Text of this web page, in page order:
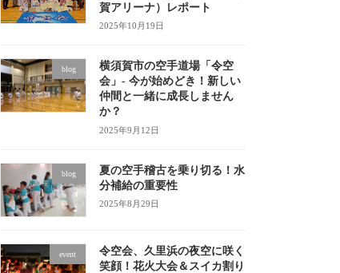
賀アリーナ）レポート
2025年10月19日
blog
横須賀市の空手道場「令空
会」- 今が始めどき！新しい
仲間と一緒に成長しません
か？
2025年9月12日
blog
夏の空手稽古を乗り切る！水
分補給の重要性
2025年8月29日
event
令空会、久里浜の夜空に咲く
笑顔！花火大会＆スイカ割り